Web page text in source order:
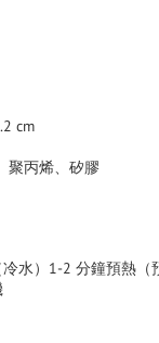
cm
聚丙烯、矽膠
水）1-2 分鐘預熱